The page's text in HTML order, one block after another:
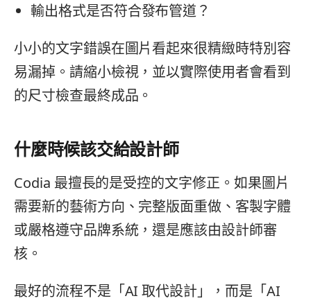
輸出格式是否符合發布管道？
小小的文字錯誤在圖片看起來很精緻時特別容
易漏掉。請縮小檢視，並以實際使用者會看到
的尺寸檢查最終成品。
什麼時候該交給設計師
Codia 最擅長的是受控的文字修正。如果圖片
需要新的藝術方向、完整版面重做、客製字體
或嚴格遵守品牌系統，還是應該由設計師審
核。
最好的流程不是「AI 取代設計」，而是「AI